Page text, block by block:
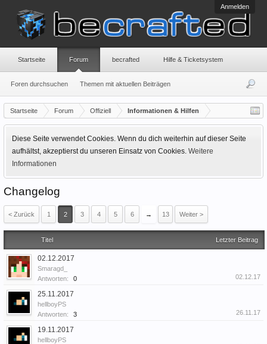
Anmelden
Startseite Forum Offiziell Informationen & Hilfen
Diese Seite verwendet Cookies. Wenn du dich weiterhin auf dieser Seite
aufhältst, akzeptierst du unseren Einsatz von Cookies. Weitere
Informationen
Changelog
< Zurück 1 2 3 4 5 6 → 13 Weiter >
Titel Letzter Beitrag
02.12.2017
Smaragd_
Antworten:
0 02.12.17
25.11.2017
hellboyPS
Antworten:
3 26.11.17
19.11.2017
hellboyPS
Startseite Forum
Foren durchsuchen Themen mit aktuellen Beiträgen
becrafted Hilfe & Ticketsystem